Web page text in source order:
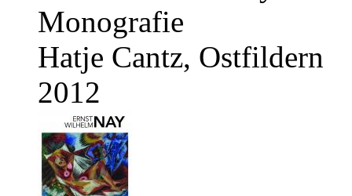
Monografie
Hatje Cantz, Ostfildern
2012